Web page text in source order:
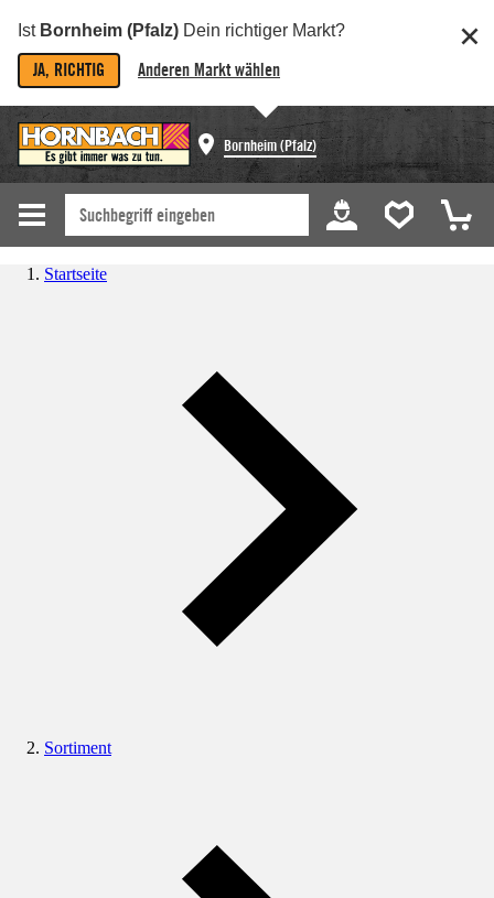
Ist Bornheim (Pfalz) Dein richtiger Markt?
JA, RICHTIG Anderen Markt wählen
Bornheim (Pfalz)
Startseite
Sortiment